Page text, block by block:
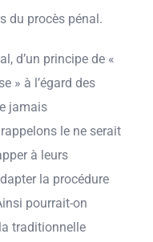
du procès pénal.
d’un principe de «
» à l’égard des
jamais
le ne serait
à leurs
la procédure
pourrait-on
traditionnelle